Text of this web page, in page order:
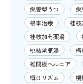
栄養型うつ
根本治療
桂枝
桂枝加芍薬湯
桃核承気湯
梅
椎間板ヘルニア
概日リズム
機